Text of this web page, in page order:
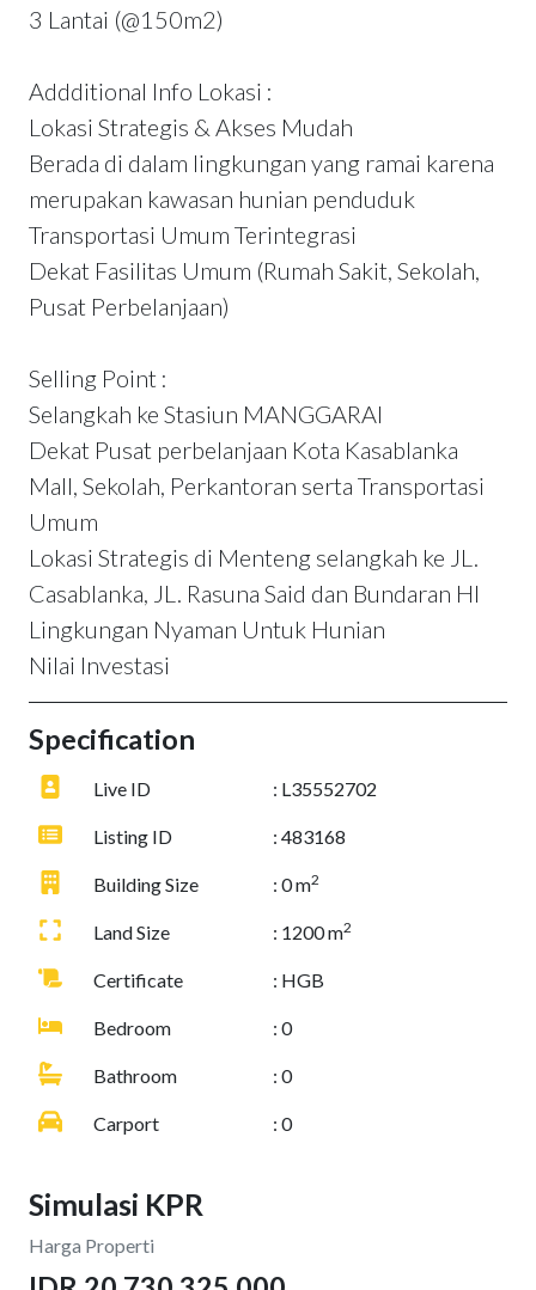
3 Lantai (@150m2)
Addditional Info Lokasi :
Lokasi Strategis & Akses Mudah
Berada di dalam lingkungan yang ramai karena
merupakan kawasan hunian penduduk
Transportasi Umum Terintegrasi
Dekat Fasilitas Umum (Rumah Sakit, Sekolah,
Pusat Perbelanjaan)
Selling Point :
Selangkah ke Stasiun MANGGARAI
Dekat Pusat perbelanjaan Kota Kasablanka
Mall, Sekolah, Perkantoran serta Transportasi
Umum
Lokasi Strategis di Menteng selangkah ke JL.
Casablanka, JL. Rasuna Said dan Bundaran HI
Lingkungan Nyaman Untuk Hunian
Nilai Investasi
Specification
Live ID : L35552702
Listing ID : 483168
Building Size : 0 m2
Land Size : 1200 m2
Certificate : HGB
Bedroom : 0
Bathroom : 0
Carport : 0
Simulasi KPR
Harga Properti